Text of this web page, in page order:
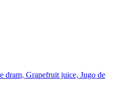
dram, Grapefruit juice, Jugo de